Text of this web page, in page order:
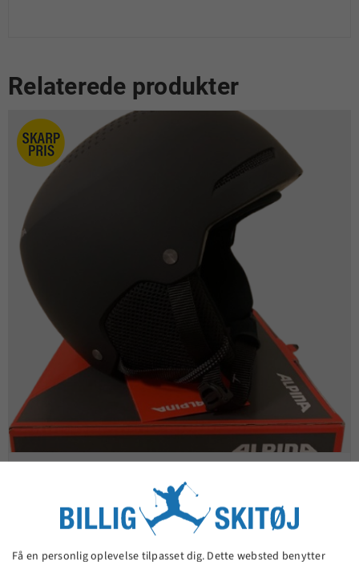
Relaterede produkter
299,00 kr.
Få en personlig oplevelse tilpasset dig. Dette websted benytter